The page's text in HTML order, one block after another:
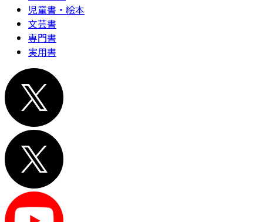
児童書・絵本
文芸書
専門書
実用書